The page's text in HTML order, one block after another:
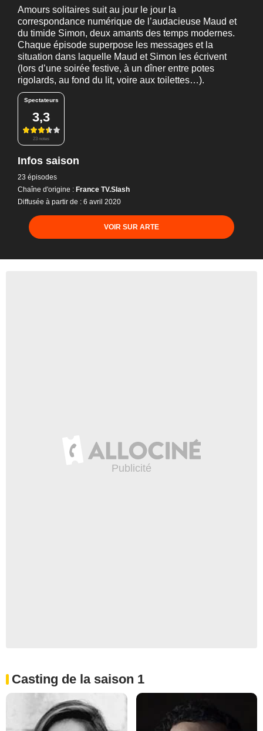
Amours solitaires suit au jour le jour la
correspondance numérique de l’audacieuse Maud et
du timide Simon, deux amants des temps modernes.
Chaque épisode superpose les messages et la
situation dans laquelle Maud et Simon les écrivent
(lors d’une soirée festive, à un dîner entre potes
rigolards, au fond du lit, voire aux toilettes…).
Spectateurs
3,3
23 notes
Infos saison
23 épisodes
Chaîne d'origine : France TV.Slash
Diffusée à partir de : 6 avril 2020
VOIR SUR ARTE
Casting de la saison 1